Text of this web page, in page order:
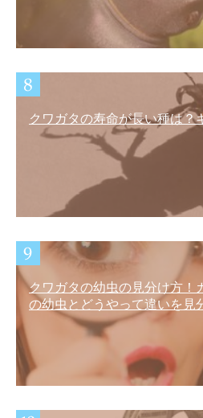
クワガタの寿命が長い種は？
クワガタの幼虫の見分け方！
の幼虫とどうやって違いを見